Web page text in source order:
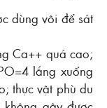
dùng vôi để sát
Ca++ quá cao;
lắng xuống
thực vật phù du